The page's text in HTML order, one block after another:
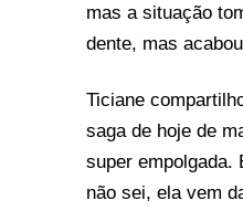
mas a situação
dente, mas
Ticiane
saga de hoje de
super empolgada.
não sei, ela vem